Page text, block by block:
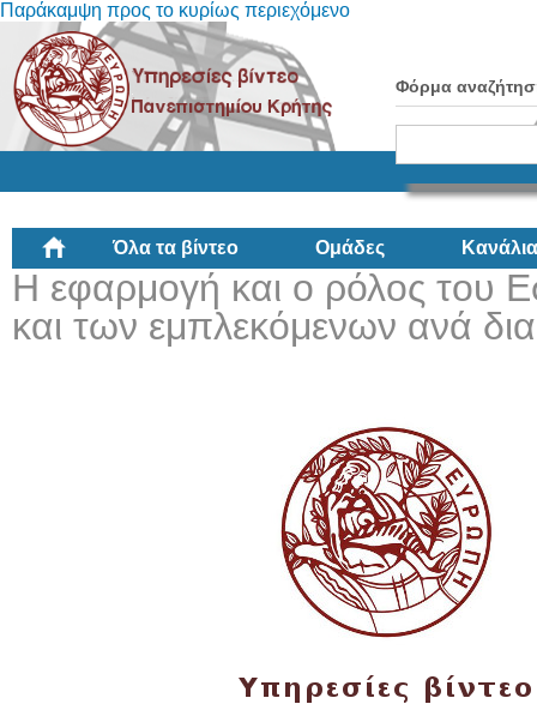
Παράκαμψη προς το κυρίως περιεχόμενο
Φόρμα
Όλα τα βίντεο Ομάδες Κανάλια
Η εφαρμογή και ο ρόλος του
και των εμπλεκόμενων ανά